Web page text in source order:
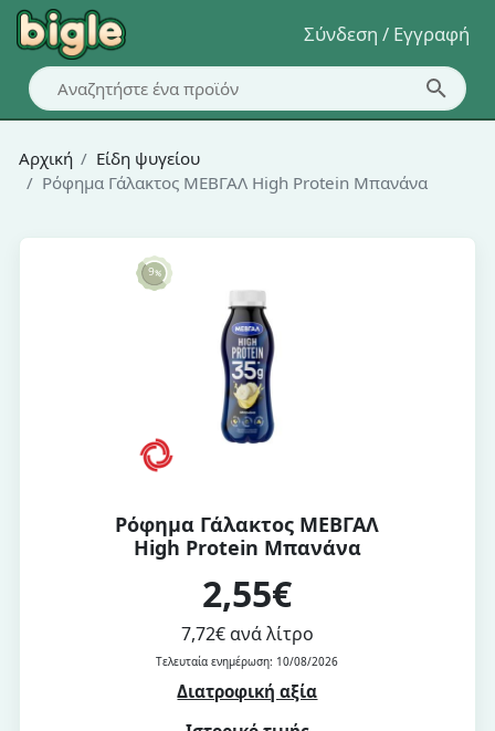
Σύνδεση / Εγγραφή
Αρχική
Είδη ψυγείου
Ρόφημα Γάλακτος ΜΕΒΓΑΛ High Protein Μπανάνα
Ρόφημα Γάλακτος ΜΕΒΓΑΛ
High Protein Μπανάνα
2,55€
7,72€ ανά λίτρο
Τελευταία ενημέρωση: 10/08/2026
Διατροφική αξία